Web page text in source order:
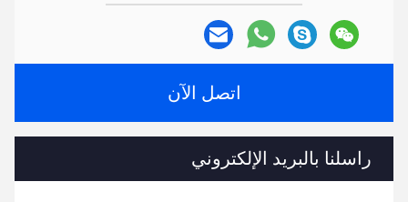
اتصل الآن
راسلنا بالبريد الإلكتروني